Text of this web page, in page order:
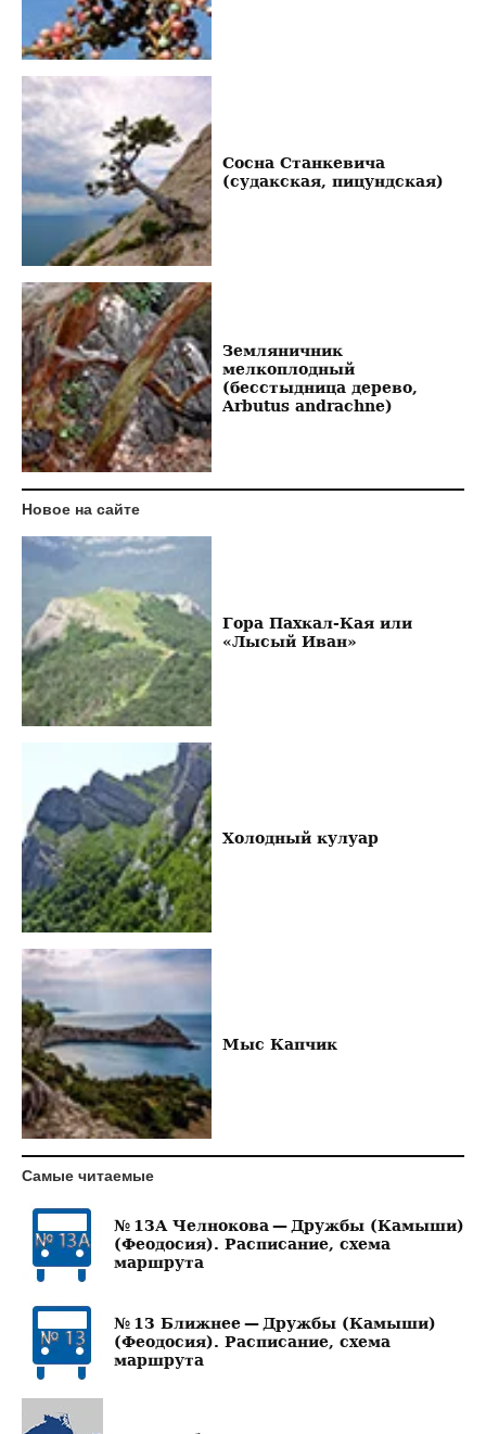
Сосна Станкевича
(судакская, пицундская)
Земляничник
мелкоплодный
(бесстыдница дерево,
Arbutus andrachne)
Новое на сайте
Гора Пахкал-Кая или
«Лысый Иван»
Холодный кулуар
Мыс Капчик
Самые читаемые
№ 13А Челнокова — Дружбы (Камыши)
(Феодосия). Расписание, схема
маршрута
№ 13 Ближнее — Дружбы (Камыши)
(Феодосия). Расписание, схема
маршрута